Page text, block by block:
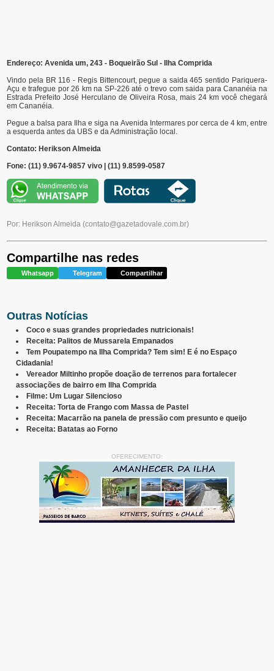
Endereço: Avenida um, 243 - Boqueirão Sul - Ilha Comprida
Vindo pela BR 116 - Regis Bittencourt, pegue a saida 465 sentido Pariquera-
Açu e trafegue por 26 km na SP-226 até o trevo com saida para Cananéia na
Estrada Prefeito José Herculano de Oliveira Rosa, mais 24 km você chegará
em Cananéia.
Pegue a balsa para Ilha e siga na Avenida Intermares por cerca de 4 km, entre
a esquerda antes da UBS e da Administração local.
Contato: Herikson Almeida
Fone: (11) 9.9674-9857 vivo | (11) 9.8599-0587
Por: Herikson Almeida (contato@gazetadovale.com.br)
Compartilhe nas redes
Whatsapp Telegram Compartilhar
Outras Notícias
Coco e suas grandes propriedades nutricionais!
Receita: Palitos de Mussarela Empanados
Tem Poupatempo na Ilha Comprida? Tem sim! E é no Espaço
Cidadania!
Vereador Miltinho propõe doação de terrenos para fortalecer
associações de bairro em Ilha Comprida
Filme: Um Lugar Silencioso
Receita: Torta de Frango com Massa de Pastel
Receita: Macarrão na panela de pressão com presunto e queijo
Receita: Batatas ao Forno
OFERECIMENTO: